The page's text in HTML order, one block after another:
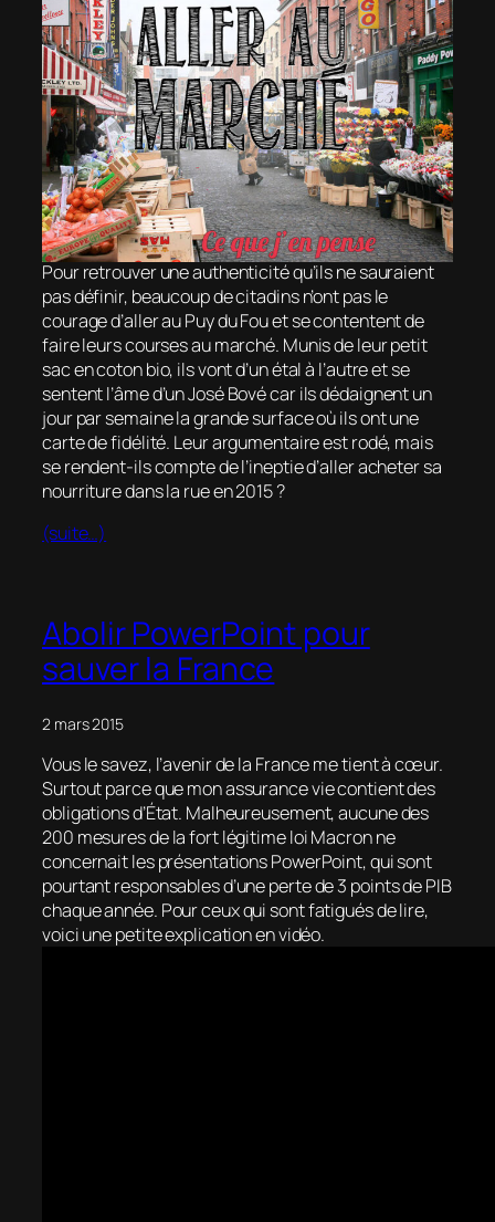
Pour retrouver une authenticité qu’ils ne sauraient
pas définir, beaucoup de citadins n’ont pas le
courage d’aller au Puy du Fou et se contentent de
faire leurs courses au marché. Munis de leur petit
sac en coton bio, ils vont d’un étal à l’autre et se
sentent l’âme d’un José Bové car ils dédaignent un
jour par semaine la grande surface où ils ont une
carte de fidélité. Leur argumentaire est rodé, mais
se rendent-ils compte de l’ineptie d’aller acheter sa
nourriture dans la rue en 2015 ?
(suite…)
Abolir PowerPoint pour
sauver la France
2 mars 2015
Vous le savez, l’avenir de la France me tient à cœur.
Surtout parce que mon assurance vie contient des
obligations d’État. Malheureusement, aucune des
200 mesures de la fort légitime loi Macron ne
concernait les présentations PowerPoint, qui sont
pourtant responsables d’une perte de 3 points de PIB
chaque année. Pour ceux qui sont fatigués de lire,
voici une petite explication en vidéo.